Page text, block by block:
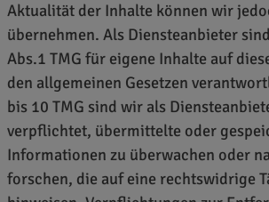
Aktualität der Inhalte können wir
übernehmen. Als Diensteanbieter
Abs.1 TMG für eigene Inhalte auf
den allgemeinen Gesetzen
bis 10 TMG sind wir als
verpflichtet, übermittelte oder
Informationen zu überwachen oder
forschen, die auf eine rechtswidrige